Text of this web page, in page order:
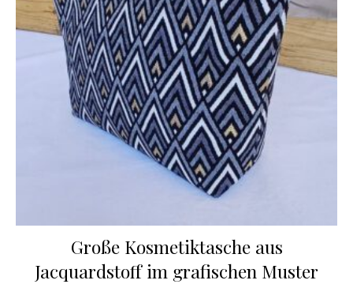
Große Kosmetiktasche aus
Jacquardstoff im grafischen Muster